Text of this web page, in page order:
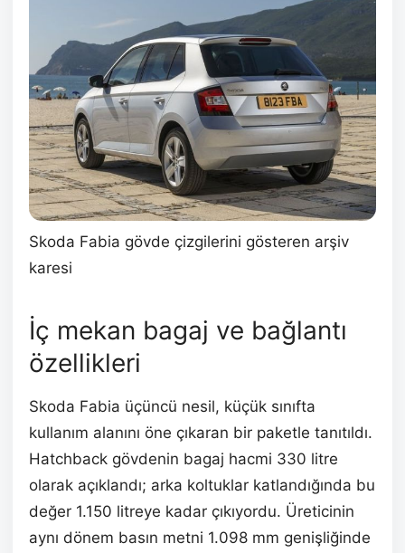
Skoda Fabia gövde çizgilerini gösteren arşiv
karesi
İç mekan bagaj ve bağlantı
özellikleri
Skoda Fabia üçüncü nesil, küçük sınıfta
kullanım alanını öne çıkaran bir paketle tanıtıldı.
Hatchback gövdenin bagaj hacmi 330 litre
olarak açıklandı; arka koltuklar katlandığında bu
değer 1.150 litreye kadar çıkıyordu. Üreticinin
aynı dönem basın metni 1.098 mm genişliğinde